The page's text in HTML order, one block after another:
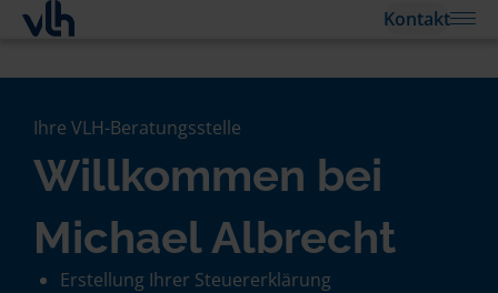
Kontakt
Ihre VLH-Beratungsstelle
Willkommen bei
Michael Albrecht
Erstellung Ihrer Steuererklärung